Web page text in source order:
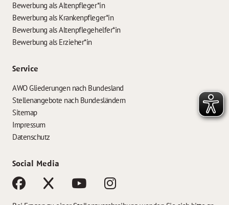
Bewerbung als Altenpfleger*in
Bewerbung als Krankenpfleger*in
Bewerbung als Altenpflegehelfer*in
Bewerbung als Erzieher*in
Service
AWO Gliederungen nach Bundesland
Stellenangebote nach Bundesländern
Sitemap
Impressum
Datenschutz
Social Media